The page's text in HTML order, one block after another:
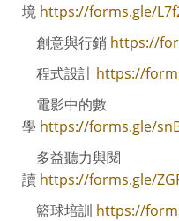
境 https://forms.gle/
創意與行銷 https://
程式設計 https://
電影中的數
學 https://forms.gle/
多益聽力與閱
讀 https://forms.gle/
籃球培訓 https://